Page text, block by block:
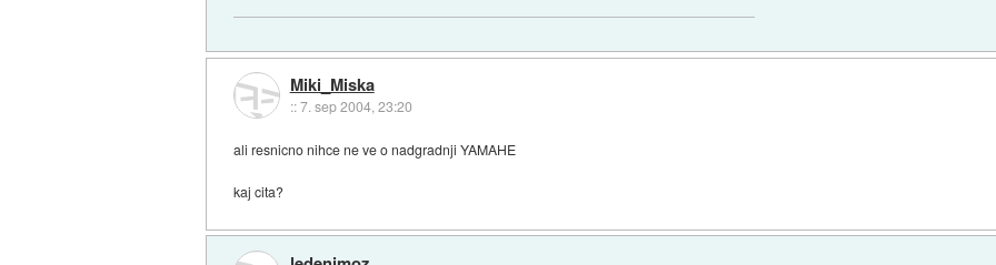
Miki_Miska
::7. sep 2004, 23:20
ali resnicno nihce ne ve o nadgradnji YAMAHE
kaj cita?